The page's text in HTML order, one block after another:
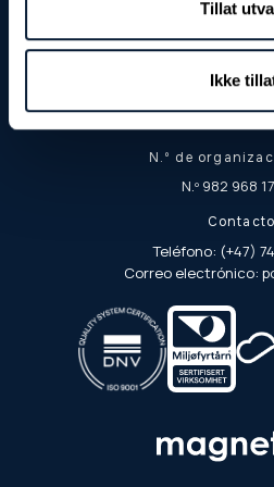
Tillat
Ikke
Fjordgata
7900
Dirección
N.º de
N.º 982 968
Teléfono: (+47)
Correo electrónico: